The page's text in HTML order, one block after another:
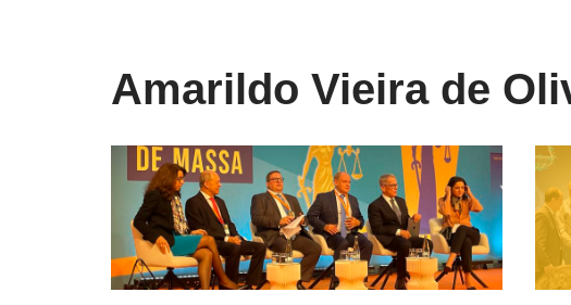
Amarildo Vieira de